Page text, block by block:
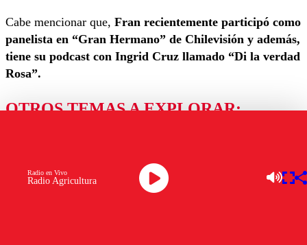
Cabe mencionar que, Fran recientemente participó como
panelista en “Gran Hermano” de Chilevisión y además,
tiene su podcast con Ingrid Cruz llamado “Di la verdad
Rosa”.
OTROS TEMAS A EXPLORAR:
NOPORTADA
Radio Agricultura
Radio en Vivo